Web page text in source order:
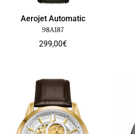
Aerojet Automatic
98A187
299,00€